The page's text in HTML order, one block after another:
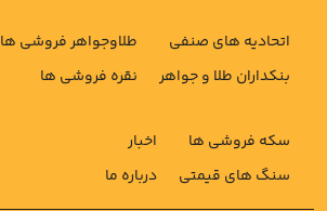
اتحادیه های صنفی
بنکداران طلا و جواهر
طلاوجواهر فروشی ها
نقره فروشی ها
سکه فروشی ها
سنگ های قیمتی
اخبار
درباره ما